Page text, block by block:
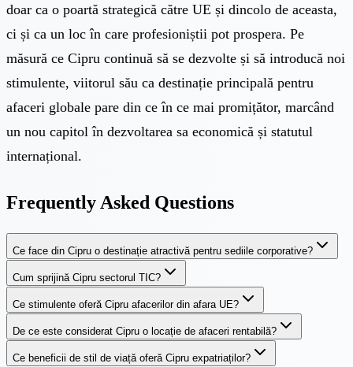
doar ca o poartă strategică către UE și dincolo de aceasta,
ci și ca un loc în care profesioniștii pot prospera. Pe
măsură ce Cipru continuă să se dezvolte și să introducă noi
stimulente, viitorul său ca destinație principală pentru
afaceri globale pare din ce în ce mai promițător, marcând
un nou capitol în dezvoltarea sa economică și statutul
internațional.
Frequently Asked Questions
Ce face din Cipru o destinație atractivă pentru sediile corporative?
Cum sprijină Cipru sectorul TIC?
Ce stimulente oferă Cipru afacerilor din afara UE?
De ce este considerat Cipru o locație de afaceri rentabilă?
Ce beneficii de stil de viață oferă Cipru expatriaților?